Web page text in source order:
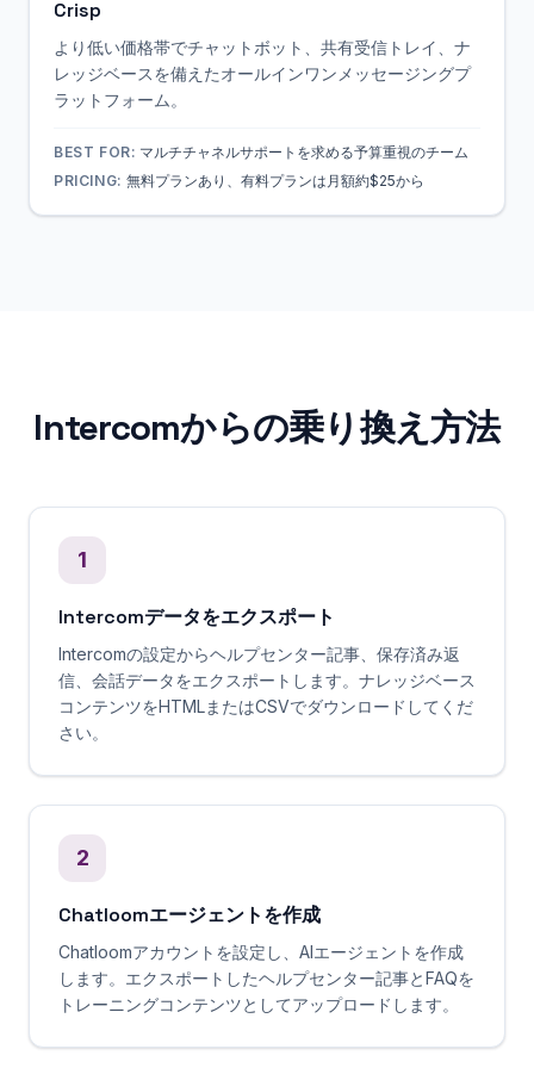
Crisp
より低い価格帯でチャットボット、共有受信トレイ、ナ
レッジベースを備えたオールインワンメッセージングプ
ラットフォーム。
BEST FOR: マルチチャネルサポートを求める予算重視のチーム
PRICING: 無料プランあり、有料プランは月額約$25から
Intercomからの乗り換え方法
1
Intercomデータをエクスポート
Intercomの設定からヘルプセンター記事、保存済み返
信、会話データをエクスポートします。ナレッジベース
コンテンツをHTMLまたはCSVでダウンロードしてくだ
さい。
2
Chatloomエージェントを作成
Chatloomアカウントを設定し、AIエージェントを作成
します。エクスポートしたヘルプセンター記事とFAQを
トレーニングコンテンツとしてアップロードします。